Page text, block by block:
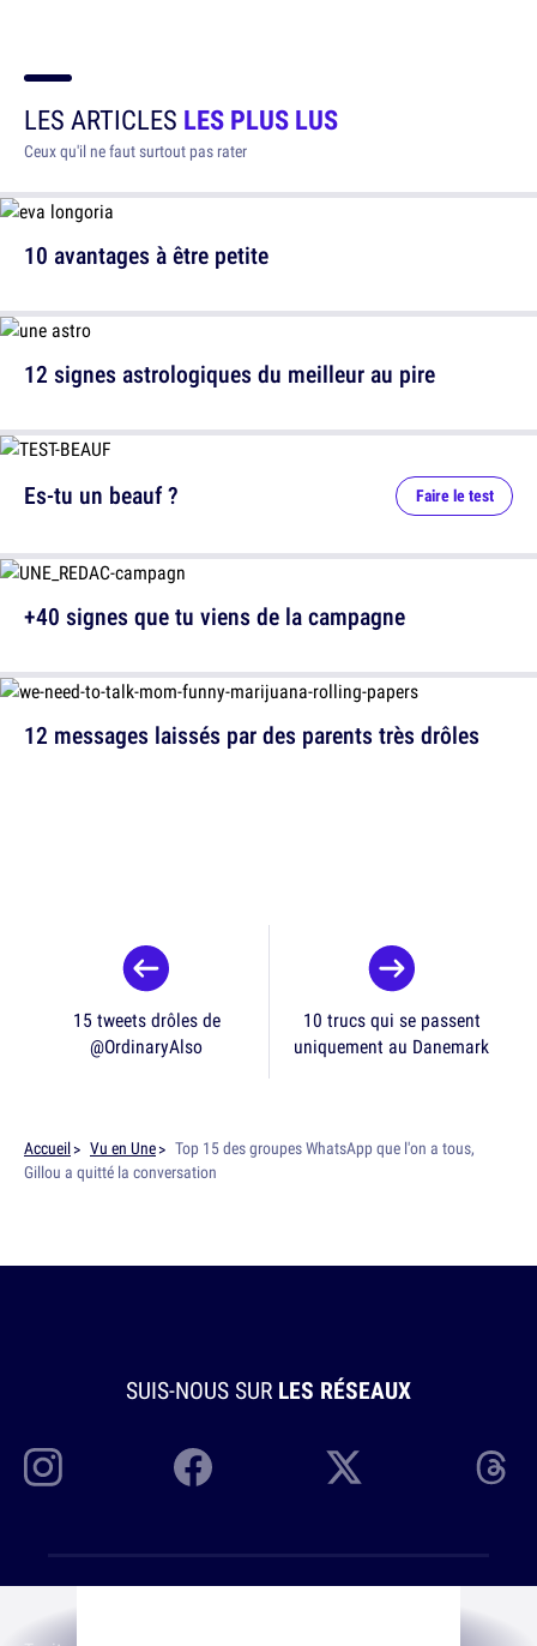
LES ARTICLES LES PLUS LUS
Ceux qu'il ne faut surtout pas rater
10 avantages à être petite
12 signes astrologiques du meilleur au pire
12 messages laissés par des parents très drôles
Es-tu un beauf ? Faire le test
+40 signes que tu viens de la campagne
15 tweets drôles de
@OrdinaryAlso
10 trucs qui se passent
uniquement au Danemark
Accueil Vu en Une
Top 15 des groupes WhatsApp que l'on a tous,
Gillou a quitté la conversation
SUIS-NOUS SUR LES RÉSEAUX